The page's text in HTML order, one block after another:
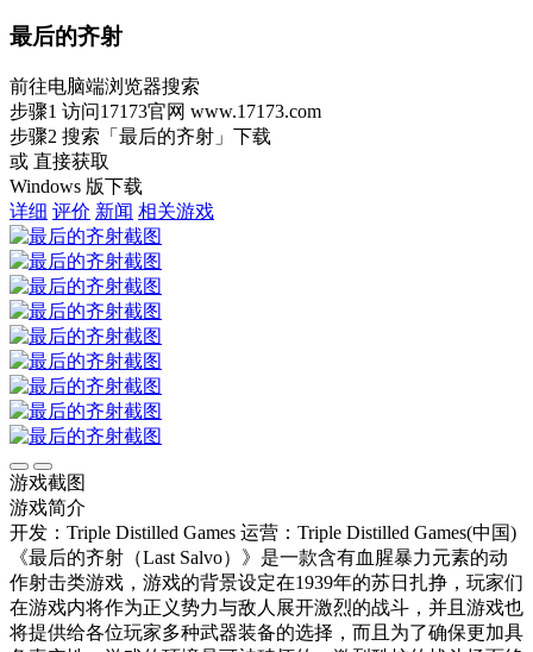
最后的齐射
前往电脑端浏览器搜索
步骤1 访问17173官网 www.17173.com
步骤2 搜索 「最后的齐射」 下载
或 直接获取
Windows 版下载
详细 评价 新闻 相关游戏
游戏截图
游戏简介
开发：Triple Distilled Games 运营：Triple Distilled Games(中国)
《最后的齐射（Last Salvo）》是一款含有血腥暴力元素的动
作射击类游戏，游戏的背景设定在1939年的苏日扎挣，玩家们
在游戏内将作为正义势力与敌人展开激烈的战斗，并且游戏也
将提供给各位玩家多种武器装备的选择，而且为了确保更加具